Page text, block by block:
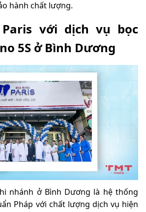
hành chất lượng.
với dịch vụ bọc
5S ở Bình Dương
nhánh ở Bình Dương là hệ thống
Pháp với chất lượng dịch vụ hiện